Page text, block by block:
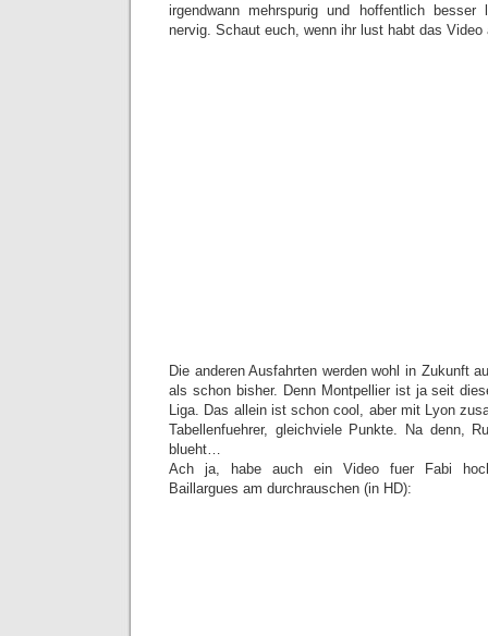
irgendwann mehrspurig und hoffentlich
nervig. Schaut euch, wenn ihr lust habt das Video
Die anderen Ausfahrten werden wohl in Zukunft
als schon bisher. Denn Montpellier ist ja seit
Liga. Das allein ist schon cool, aber mit Lyon
Tabellenfuehrer, gleichviele Punkte. Na denn,
blueht…
Ach ja, habe auch ein Video fuer Fabi
Baillargues am durchrauschen (in HD):